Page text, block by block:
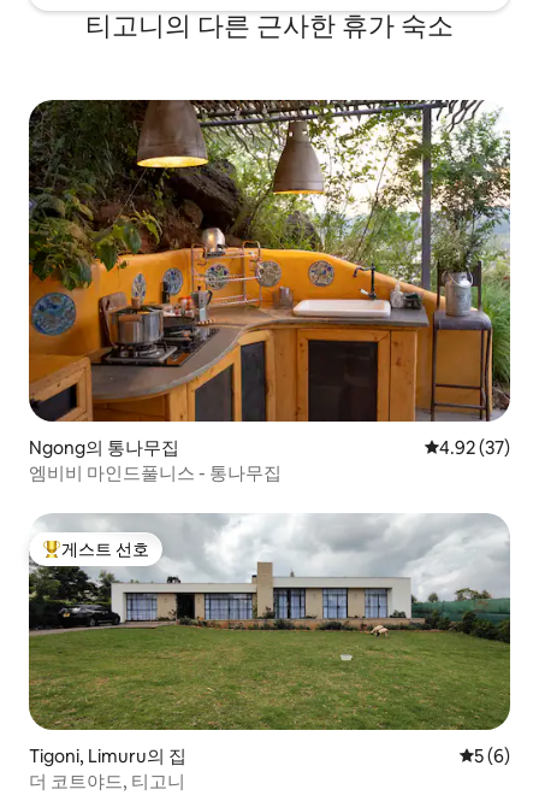
티고니의 다른 근사한 휴가 숙소
Ngong의 통나무집 평점 4.92점(5
4.92 (37)
엠비비 마인드풀니스 - 통나무집
상위 게스트 선호
게스트 선호
Tigoni, Limuru의 집 평점 5점
5 (6)
더 코트야드, 티고니